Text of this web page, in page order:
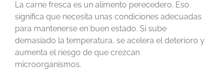
La carne fresca es un alimento perecedero. Eso
significa que necesita unas condiciones adecuadas
para mantenerse en buen estado. Si sube
demasiado la temperatura, se acelera el deterioro y
aumenta el riesgo de que crezcan
microorganismos.